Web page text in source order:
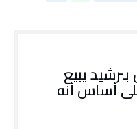
يبيع
أساس أنه